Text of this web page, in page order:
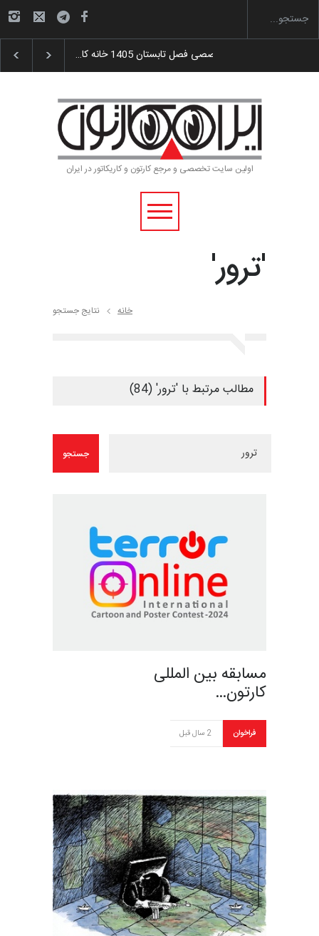
گزارش تصویری آیین اختتامیه و اهدای جوایز سوم…
اولین سایت تخصصی و مرجع کارتون و کاریکاتور در ایران
'ترور'
خانه نتایج جستجو
مطالب مرتبط با 'ترور' (84)
مسابقه بین المللی
کارتون…
فراخوان 2 سال قبل